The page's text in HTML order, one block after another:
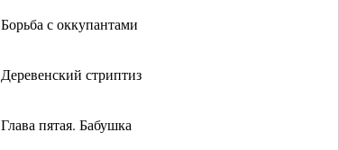
Борьба с оккупантами
Деревенский стриптиз
Глава пятая. Бабушка